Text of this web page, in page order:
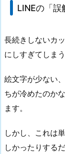
LINEの「誤
長続きしないカ
にしすぎてしま
絵文字が少ない
ちが冷めたのか
ます。
しかし、これは
しかったりする